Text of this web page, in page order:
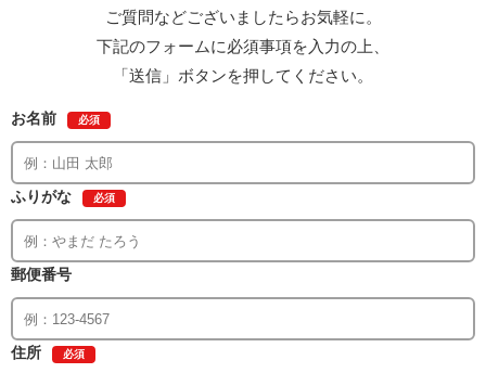
ご質問などございましたらお気軽に。
下記のフォームに必須事項を入力の上、
「送信」ボタンを押してください。
お名前 必須
ふりがな 必須
郵便番号
住所 必須